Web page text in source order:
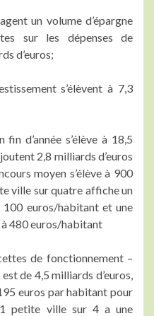
un volume d’épargne
sur les dépenses de
d’euros;
s’élèvent à 7,3
d’année s’élève à 18,5
2,8 milliards d’euros
moyen s’élève à 900
ville sur quatre affiche un
euros/habitant et une
à 480 euros/habitant
de fonctionnement –
de 4,5 milliards d’euros,
euros par habitant pour
1 petite ville sur 4 a une